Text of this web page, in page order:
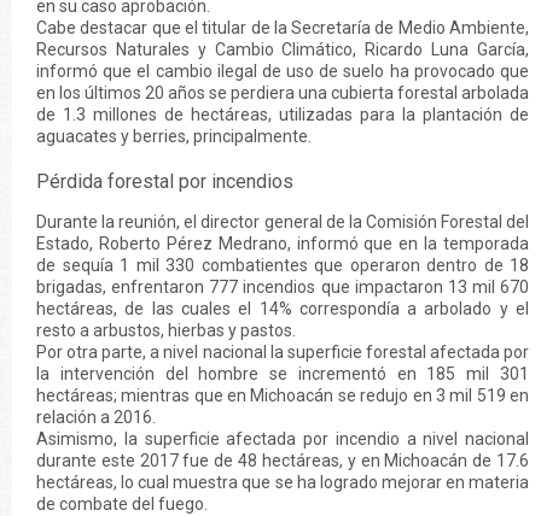
en su caso aprobación.
Cabe destacar que el titular de la Secretaría de Medio Ambiente,
Recursos Naturales y Cambio Climático, Ricardo Luna García,
informó que el cambio ilegal de uso de suelo ha provocado que
en los últimos 20 años se perdiera una cubierta forestal arbolada
de 1.3 millones de hectáreas, utilizadas para la plantación de
aguacates y berries, principalmente.
Pérdida forestal por incendios
Durante la reunión, el director general de la Comisión Forestal del
Estado, Roberto Pérez Medrano, informó que en la temporada
de sequía 1 mil 330 combatientes que operaron dentro de 18
brigadas, enfrentaron 777 incendios que impactaron 13 mil 670
hectáreas, de las cuales el 14% correspondía a arbolado y el
resto a arbustos, hierbas y pastos.
Por otra parte, a nivel nacional la superficie forestal afectada por
la intervención del hombre se incrementó en 185 mil 301
hectáreas; mientras que en Michoacán se redujo en 3 mil 519 en
relación a 2016.
Asimismo, la superficie afectada por incendio a nivel nacional
durante este 2017 fue de 48 hectáreas, y en Michoacán de 17.6
hectáreas, lo cual muestra que se ha logrado mejorar en materia
de combate del fuego.